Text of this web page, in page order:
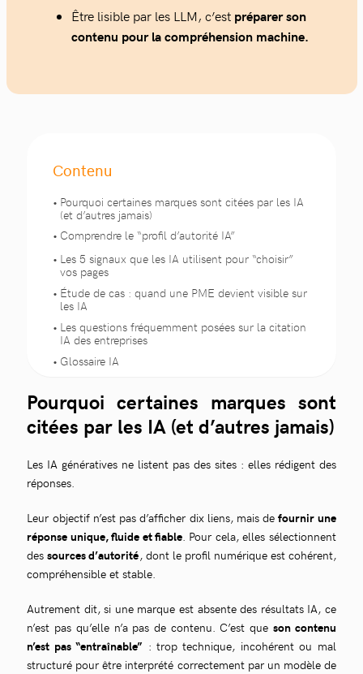
Être lisible par les LLM, c’est préparer son
contenu pour la compréhension machine.
Pourquoi certaines marques sont
citées par les IA (et d’autres jamais)
Les IA génératives ne listent pas des sites : elles rédigent des
réponses.
Leur objectif n’est pas d’afficher dix liens, mais defournir une
réponse unique, fluide et fiable . Pour cela, elles sélectionnent
dessources d’autorité, dont le profil numérique est cohérent,
compréhensible et stable.
Autrement dit, si une marque est absente des résultats IA, ce
n’est pas qu’elle n’a pas de contenu. C’est que son contenu
n’est pas “entraînable” : trop technique, incohérent ou mal
structuré pour être interprété correctement par un modèle de
Contenu
Pourquoi certaines marques sont citées par les IA
(et d’autres jamais)
Comprendre le “profil d’autorité IA”
Les 5 signaux que les IA utilisent pour “choisir”
vos pages
Étude de cas : quand une PME devient visible sur
les IA
Les questions fréquemment posées sur la citation
IA des entreprises
Glossaire IA